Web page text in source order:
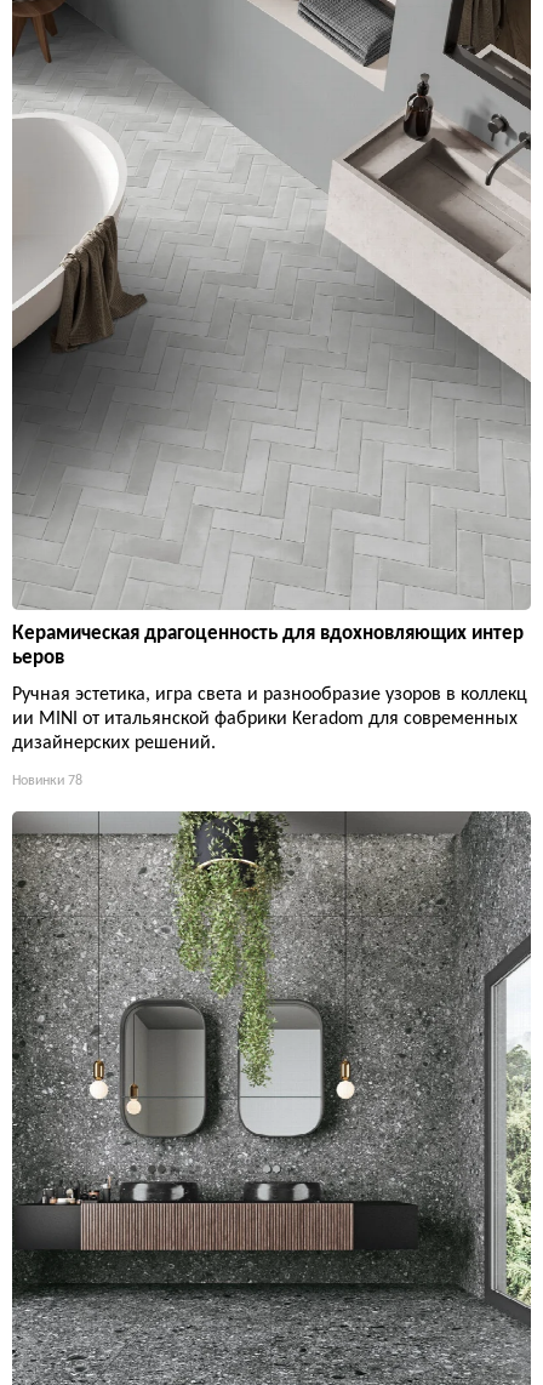
Керамическая драгоценность для вдохновляющих интер
ьеров
Ручная эстетика, игра света и разнообразие узоров в коллекц
ии MINI от итальянской фабрики Keradom для современных
дизайнерских решений.
Новинки 78